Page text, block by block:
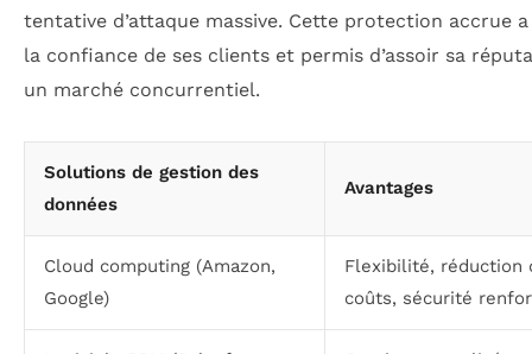
tentative d’attaque massive. Cette protection accrue
la confiance de ses clients et permis d’assoir sa
un marché concurrentiel.
Solutions de gestion des
données
Avantages
Cloud computing (Amazon,
Google)
Flexibilité, réduction
coûts, sécurité